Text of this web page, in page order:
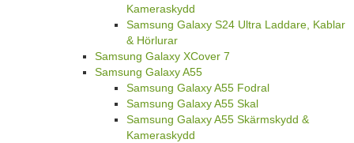
Kameraskydd
Samsung Galaxy S24 Ultra Laddare, Kablar
& Hörlurar
Samsung Galaxy XCover 7
Samsung Galaxy A55
Samsung Galaxy A55 Fodral
Samsung Galaxy A55 Skal
Samsung Galaxy A55 Skärmskydd &
Kameraskydd